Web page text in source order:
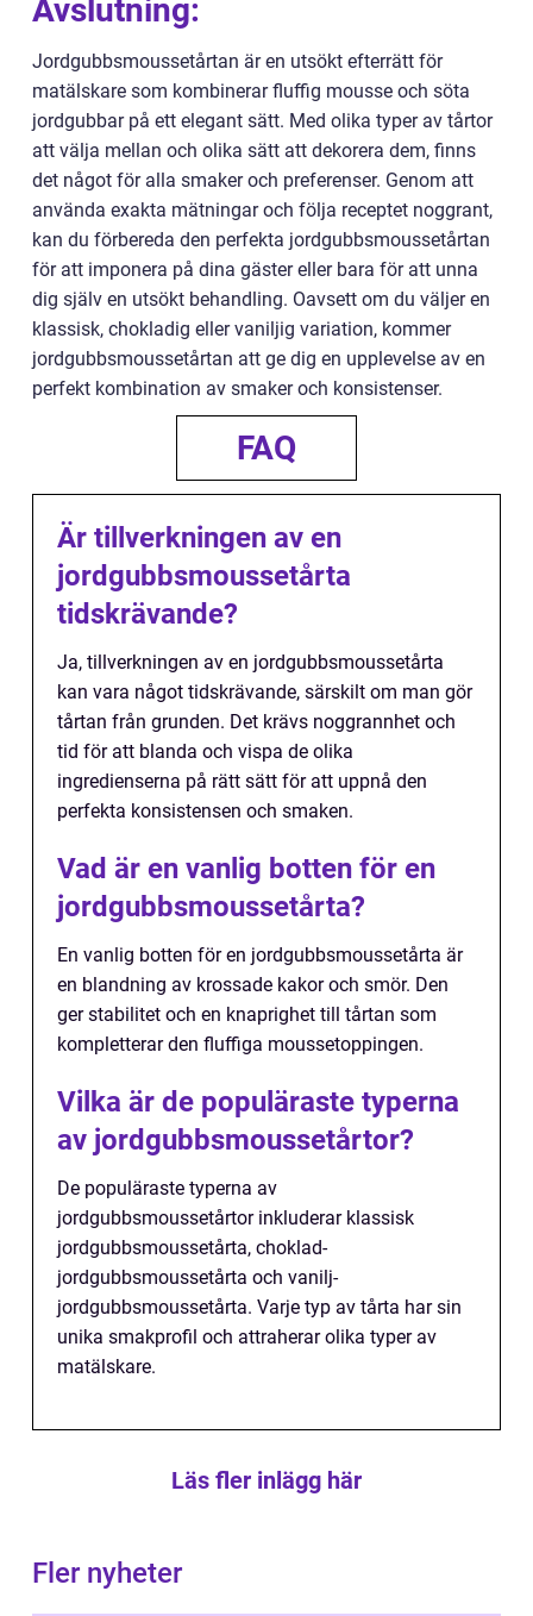
Avslutning:
Jordgubbsmoussetårtan är en utsökt efterrätt för
matälskare som kombinerar fluffig mousse och söta
jordgubbar på ett elegant sätt. Med olika typer av tårtor
att välja mellan och olika sätt att dekorera dem, finns
det något för alla smaker och preferenser. Genom att
använda exakta mätningar och följa receptet noggrant,
kan du förbereda den perfekta jordgubbsmoussetårtan
för att imponera på dina gäster eller bara för att unna
dig själv en utsökt behandling. Oavsett om du väljer en
klassisk, chokladig eller vaniljig variation, kommer
jordgubbsmoussetårtan att ge dig en upplevelse av en
perfekt kombination av smaker och konsistenser.
FAQ
Är tillverkningen av en
jordgubbsmoussetårta
tidskrävande?
Ja, tillverkningen av en jordgubbsmoussetårta
kan vara något tidskrävande, särskilt om man gör
tårtan från grunden. Det krävs noggrannhet och
tid för att blanda och vispa de olika
ingredienserna på rätt sätt för att uppnå den
perfekta konsistensen och smaken.
Vad är en vanlig botten för en
jordgubbsmoussetårta?
En vanlig botten för en jordgubbsmoussetårta är
en blandning av krossade kakor och smör. Den
ger stabilitet och en knaprighet till tårtan som
kompletterar den fluffiga moussetoppingen.
Vilka är de populäraste typerna
av jordgubbsmoussetårtor?
De populäraste typerna av
jordgubbsmoussetårtor inkluderar klassisk
jordgubbsmoussetårta, choklad-
jordgubbsmoussetårta och vanilj-
jordgubbsmoussetårta. Varje typ av tårta har sin
unika smakprofil och attraherar olika typer av
matälskare.
Läs fler inlägg här
Fler nyheter